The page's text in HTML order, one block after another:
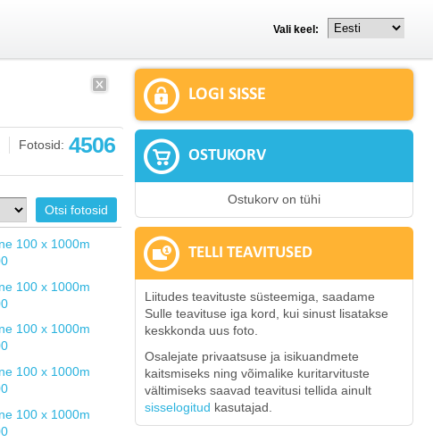
Vali keel:
Fotosid: 4506
LOGI SISSE
OSTUKORV
Ostukorv on tühi
TELLI TEAVITUSED
Liitudes teavituste süsteemiga, saadame
Sulle teavituse iga kord, kui sinust lisatakse
keskkonda uus foto.
Osalejate privaatsuse ja isikuandmete
kaitsmiseks ning võimalike kuritarvituste
vältimiseks saavad teavitusi tellida ainult
sisselogitud kasutajad.